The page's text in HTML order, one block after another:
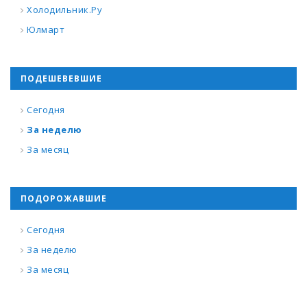
Холодильник.Ру
Юлмарт
ПОДЕШЕВЕВШИЕ
Сегодня
За неделю
За месяц
ПОДОРОЖАВШИЕ
Сегодня
За неделю
За месяц